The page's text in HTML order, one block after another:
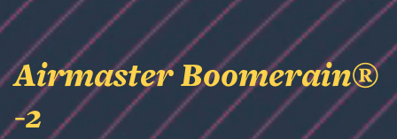
Airmaster Boomerain®
-2